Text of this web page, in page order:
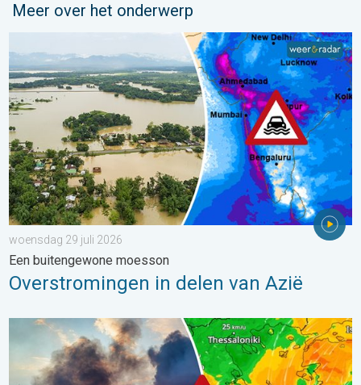
Meer over het onderwerp
Overstromingen in delen van Azië. Een buitengewone
woensdag 29 juli 2026
Een buitengewone moesson
Overstromingen in delen van Azië
Ook in Zuidoost-Europa woeden bosbranden. Hitte en veel